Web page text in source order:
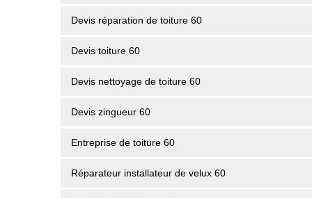
Devis réparation de toiture 60
Devis toiture 60
Devis nettoyage de toiture 60
Devis zingueur 60
Entreprise de toiture 60
Réparateur installateur de velux 60